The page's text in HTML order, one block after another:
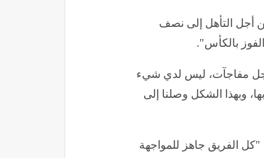
أجل التأهل إلى نصف
بالكأس".
مفاجآت، ليس لدي شيء
وبهذا الشكل وصلنا إلى
الفريق جاهز للمواجهة